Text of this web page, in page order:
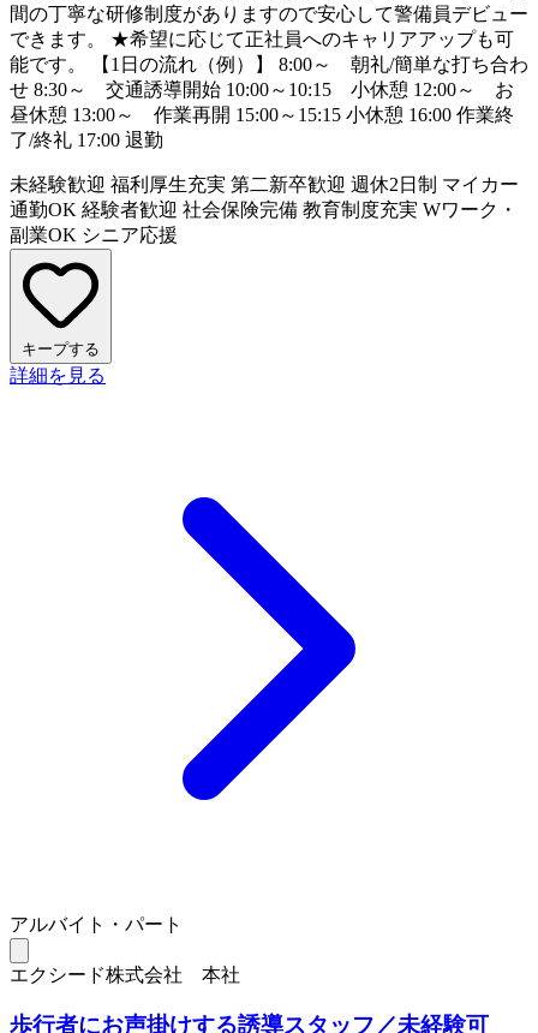
間の丁寧な研修制度がありますので安心して警備員デビュー
できます。 ★希望に応じて正社員へのキャリアアップも可
能です。 【1日の流れ（例）】 8:00～ 朝礼/簡単な打ち合わ
せ 8:30～ 交通誘導開始 10:00～10:15 小休憩 12:00～ お
昼休憩 13:00～ 作業再開 15:00～15:15 小休憩 16:00 作業終
了/終礼 17:00 退勤
未経験歓迎 福利厚生充実 第二新卒歓迎 週休2日制 マイカー
通勤OK 経験者歓迎 社会保険完備 教育制度充実 Wワーク・
副業OK シニア応援
キープする
詳細を見る
アルバイト・パート
エクシード株式会社 本社
歩行者にお声掛けする誘導スタッフ／未経験可